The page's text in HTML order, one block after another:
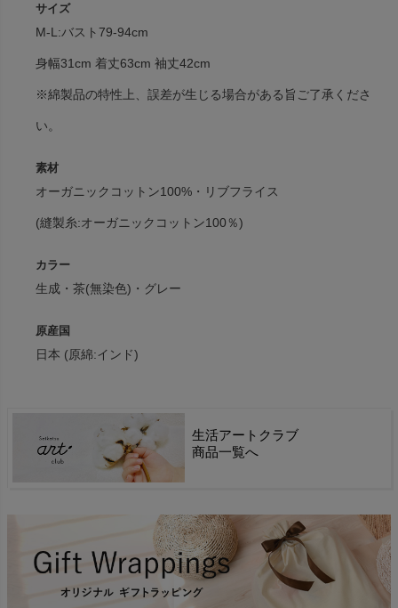
サイズ
M-L:バスト79-94cm
身幅31cm 着丈63cm 袖丈42cm
※綿製品の特性上、誤差が生じる場合がある旨ご了承くださ
い。
素材
オーガニックコットン100%・リブフライス
(縫製糸:オーガニックコットン100％)
カラー
生成・茶(無染色)・グレー
原産国
日本 (原綿:インド)
生活アートクラブ
商品一覧へ